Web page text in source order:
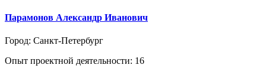
Парамонов Александр Иванович
Город: Санкт-Петербург
Опыт проектной деятельности: 16